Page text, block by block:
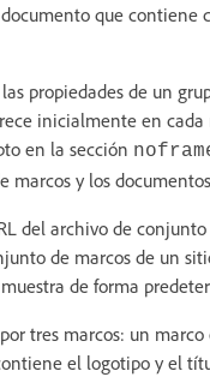
que contiene
propiedades de un
inicialmente en
en la sección
y los
del archivo de
de marcos de un
de forma
tres marcos: un
el logotipo y el